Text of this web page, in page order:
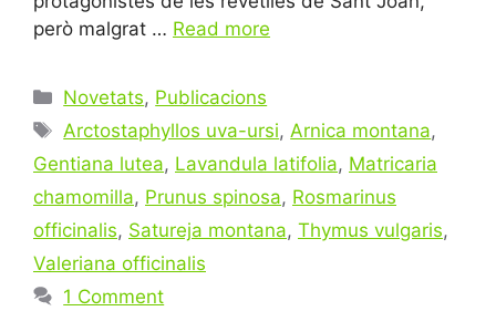
però malgrat … Read more
Categories
Novetats, Publicacions
Tags
Arctostaphyllos uva-ursi,Arnica montana,
Gentiana lutea, Lavandula latifolia, Matricaria
chamomilla, Prunus spinosa, Rosmarinus
officinalis, Satureja montana, Thymus vulgaris,
Valeriana officinalis
1 Comment